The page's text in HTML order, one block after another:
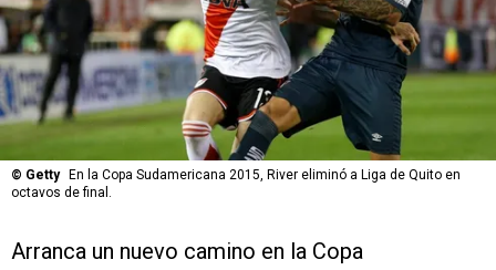
© Getty
En la Copa Sudamericana 2015, River eliminó a Liga de Quito en
octavos de final.
Arranca un nuevo camino en la Copa